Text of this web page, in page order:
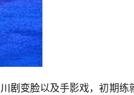
川剧 变脸以及手影戏，初期练